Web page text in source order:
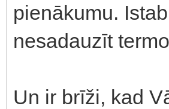
pienākumu.
nesadauzīt
Un ir brīži, kad